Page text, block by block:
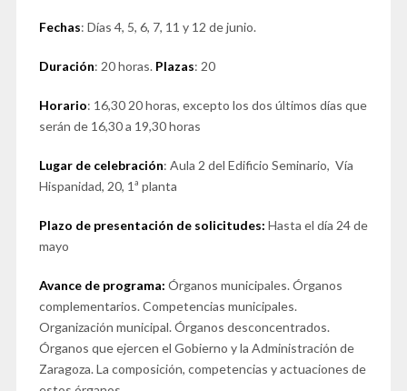
Fechas: Días 4, 5, 6, 7, 11 y 12 de junio.
Duración: 20 horas. Plazas: 20
Horario: 16,30 20 horas, excepto los dos últimos días que
serán de 16,30 a 19,30 horas
Lugar de celebración: Aula 2 del Edificio Seminario, Vía
Hispanidad, 20, 1ª planta
Plazo de presentación de solicitudes: Hasta el día 24 de
mayo
Avance de programa: Órganos municipales. Órganos
complementarios. Competencias municipales.
Organización municipal. Órganos desconcentrados.
Órganos que ejercen el Gobierno y la Administración de
Zaragoza. La composición, competencias y actuaciones de